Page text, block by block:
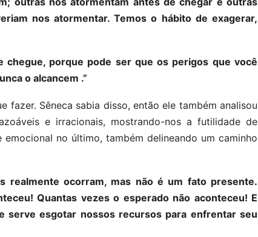
nos atormentar. Temos o hábito de exagerar,
chegue, porque pode ser que os perigos que você
o alcancem .”
fazer. Sêneca sabia disso, então ele também analisou
​​e irracionais, mostrando-nos a futilidade de
no último, também delineando um caminho
realmente ocorram, mas não é um fato presente.
Quantas vezes o esperado não aconteceu! E
serve esgotar nossos recursos para enfrentar seu